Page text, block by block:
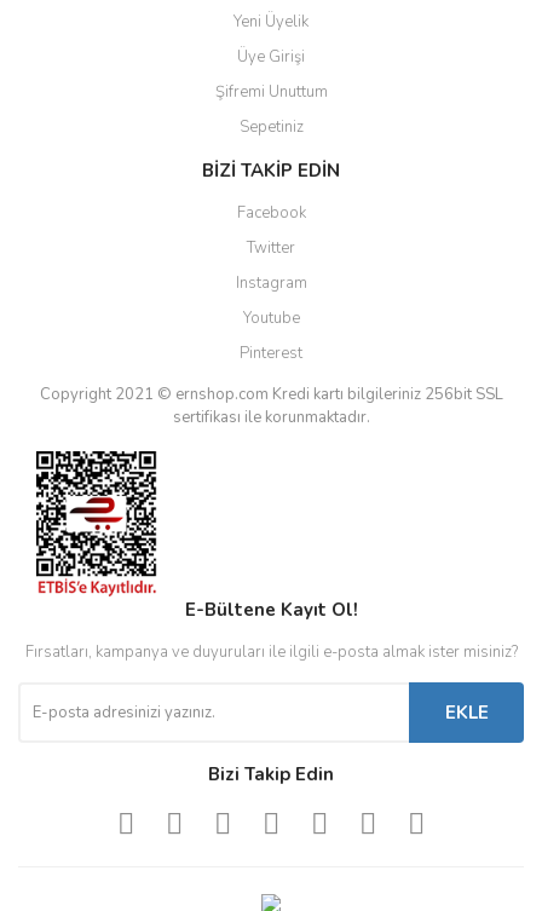
Yeni Üyelik
Üye Girişi
Şifremi Unuttum
Sepetiniz
BİZİ TAKİP EDİN
Facebook
Twitter
Instagram
Youtube
Pinterest
Copyright 2021 © ernshop.com Kredi kartı bilgileriniz 256bit SSL
sertifikası ile korunmaktadır.
E-Bültene Kayıt Ol!
Fırsatları, kampanya ve duyuruları ile ilgili e-posta almak ister misiniz?
EKLE
Bizi Takip Edin